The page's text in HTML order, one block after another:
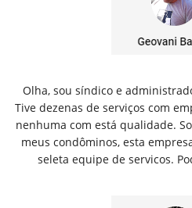
Olha, sou síndico e
Tive dezenas de serviços com
nenhuma com está qualidade.
meus condôminos, esta
seleta equipe de servicos.